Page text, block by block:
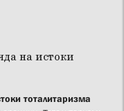
тоталитаризма